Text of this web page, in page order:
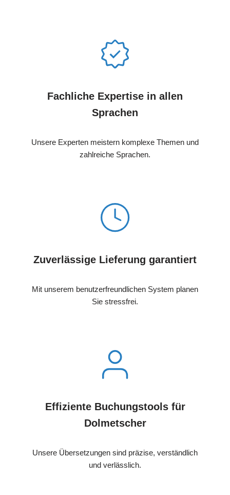
Fachliche Expertise in allen
Sprachen
Unsere Experten meistern komplexe Themen und
zahlreiche Sprachen.
Zuverlässige Lieferung garantiert
Mit unserem benutzerfreundlichen System planen
Sie stressfrei.
Effiziente Buchungstools für
Dolmetscher
Unsere Übersetzungen sind präzise, verständlich
und verlässlich.